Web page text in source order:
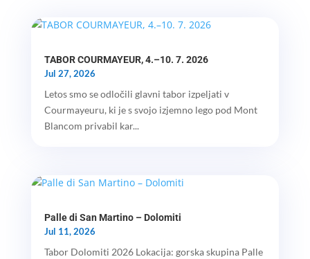
TABOR COURMAYEUR, 4.–10. 7. 2026
Jul 27, 2026
Letos smo se odločili glavni tabor izpeljati v
Courmayeuru, ki je s svojo izjemno lego pod Mont
Blancom privabil kar...
Palle di San Martino – Dolomiti
Jul 11, 2026
Tabor Dolomiti 2026 Lokacija: gorska skupina Palle